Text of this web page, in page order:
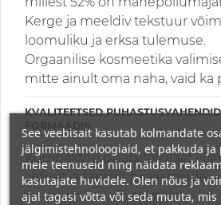
Kerge ja meeldiv tekstuur
loomuliku ja erksa tulemuse.
Orgaanilise kosmeetika
mitte ainult oma naha, vaid ka
KVALITEETSED
FORMAADIS
Kompaktne pliiatsiformaat
lihtsalt ja täpselt peale kanda
ka kogenud kasutajatele.
See veebisait kasutab kolmandate
jälgimistehnoloogiaid, et pakkuda ja
meie teenuseid ning näidata
kasutajate huvidele. Olen nõus ja
ajal tagasi võtta või seda muuta,